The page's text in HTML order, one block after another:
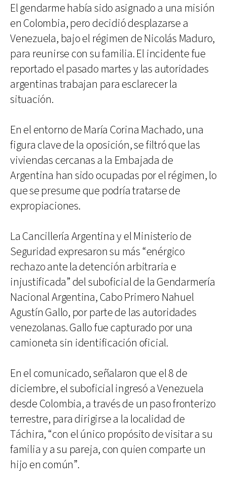
El gendarme había sido asignado a una misión
en Colombia, pero decidió desplazarse a
Venezuela, bajo el régimen de Nicolás Maduro,
para reunirse con su familia. El incidente fue
reportado el pasado martes y las autoridades
argentinas trabajan para esclarecer la
situación.
En el entorno de María Corina Machado, una
figura clave de la oposición, se filtró que las
viviendas cercanas a la Embajada de
Argentina han sido ocupadas por el régimen, lo
que se presume que podría tratarse de
expropiaciones.
La Cancillería Argentina y el Ministerio de
Seguridad expresaron su más “enérgico
rechazo ante la detención arbitraria e
injustificada” del suboficial de la Gendarmería
Nacional Argentina, Cabo Primero Nahuel
Agustín Gallo, por parte de las autoridades
venezolanas. Gallo fue capturado por una
camioneta sin identificación oficial.
En el comunicado, señalaron que el 8 de
diciembre, el suboficial ingresó a Venezuela
desde Colombia, a través de un paso fronterizo
terrestre, para dirigirse a la localidad de
Táchira, “con el único propósito de visitar a su
familia y a su pareja, con quien comparte un
hijo en común”.